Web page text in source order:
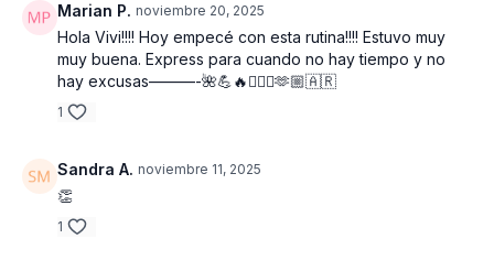
Con solo2 mancuernas de 10 lbs y 2 de 5 lbs
esta sesión logra una tonificación completa,
mejorando la postura, la firmeza y la fuerza
funcional del tren superior.
Marian P. noviembre 20, 2025
Hola Vivi!!!! Hoy empecé con esta rutina!!!! Estuvo muy
muy buena. Express para cuando no hay tiempo y no
hay excusas———-🌺💪🔥🏋🏼‍♀️🫶🏼🇦🇷
1
Sandra A. noviembre 11, 2025
👏
1